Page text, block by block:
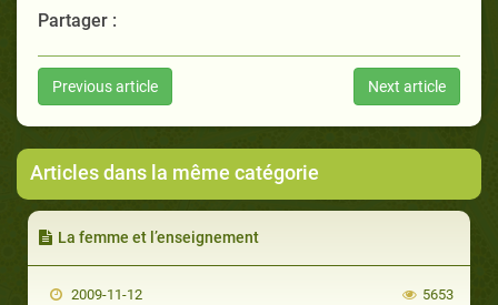
Partager :
Previous article Next article
Articles dans la même catégorie
La femme et l’enseignement
2009-11-12 5653